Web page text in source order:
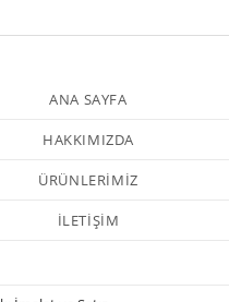
ANA SAYFA
HAKKIMIZDA
ÜRÜNLERİMİZ
İLETİŞİM